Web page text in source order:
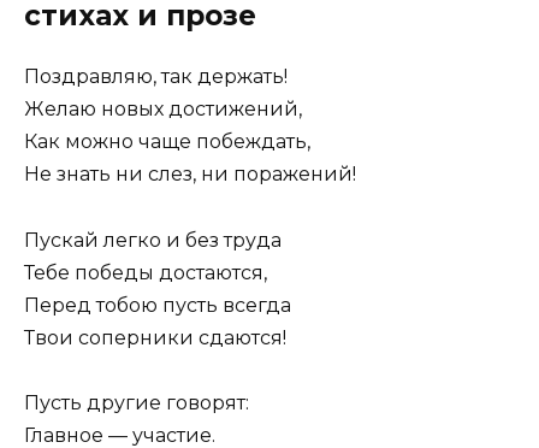
стихах и прозе
Поздравляю, так держать!
Желаю новых достижений,
Как можно чаще побеждать,
Не знать ни слез, ни поражений!
Пускай легко и без труда
Тебе победы достаются,
Перед тобою пусть всегда
Твои соперники сдаются!
Пусть другие говорят:
Главное — участие.